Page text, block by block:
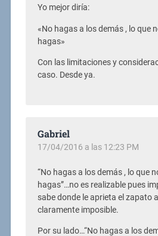
Yo mejor diría:
«No hagas a los demás , lo que
hagas»
Con las limitaciones y
caso. Desde ya.
Gabriel
17/04/2016 a las 12:23 PM
“No hagas a los demás , lo que
hagas”…no es realizable pues
sabe donde le aprieta el zapato
claramente imposible.
Por su lado…“No hagas a los